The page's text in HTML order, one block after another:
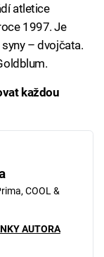
atletice
1997. Je
– dvojčata.
každou
COOL &
AUTORA